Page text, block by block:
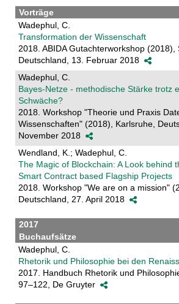
Vorträge
Wadephul, C.
Transformation der Wissenschaft
2018. ABIDA Gutachterworkshop (2018),
Deutschland, 13. Februar 2018
Wadephul, C.
Bayes-Netze - methodische Stärke trotz
Schwäche?
2018. Workshop "Theorie und Praxis
Wissenschaften" (2018), Karlsruhe,
November 2018
Wendland, K.; Wadephul, C.
The Magic of Blockchain: A Look behind
Smart Contract based Flagship Projects
2018. Workshop "We are on a mission"
Deutschland, 27. April 2018
2017
Buchaufsätze
Wadephul, C.
Rhetorik und Philosophie bei den
2017. Handbuch Rhetorik und
97–122, De Gruyter